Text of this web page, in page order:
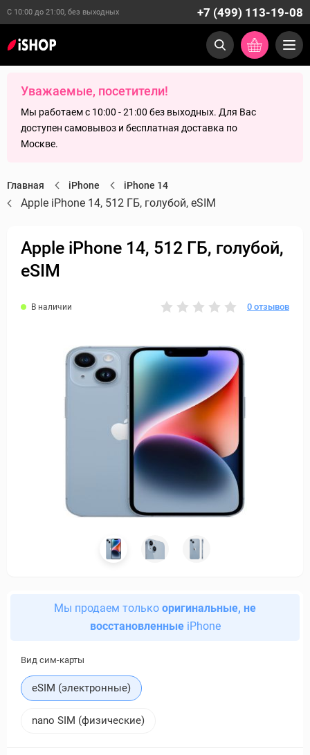
С 10:00 до 21:00, без выходных +7 (499) 113-19-08
Уважаемые, посетители!
Мы работаем с 10:00 - 21:00 без выходных. Для Вас
доступен самовывоз и бесплатная доставка по
Москве.
Главная iPhone iPhone 14
Apple iPhone 14, 512 ГБ, голубой, eSIM
Apple iPhone 14, 512 ГБ, голубой,
eSIM
В наличии 0 отзывов
Мы продаем только оригинальные, не
восстановленныеiPhone
Вид сим-карты
eSIM (электронные)
nano SIM (физические)